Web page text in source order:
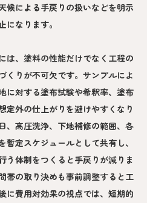
候による手戻りの扱いなどを明示
になります。
は、塗料の性能だけでなく工程の
くりが不可欠です。サンプルによ
に対する塗布試験や希釈率、塗布
定外の仕上がりを避けやすくなり
、高圧洗浄、下地補修の範囲、各
定スケジュールとして共有し、
う体制をつくると手戻りが減りま
帯の取り決めも事前調整すると工
に費用対効果の視点では、短期的